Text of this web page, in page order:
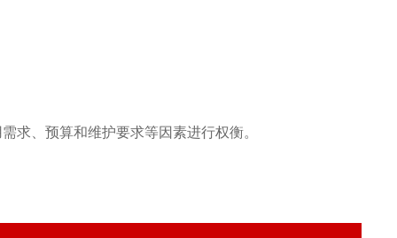
求、预算和维护要求等因素进行权衡。